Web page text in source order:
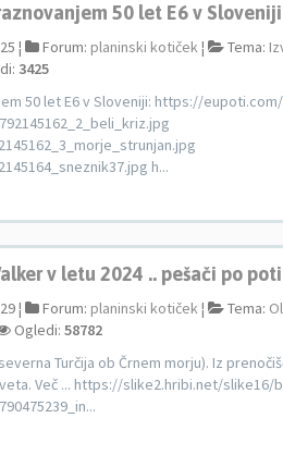
50 let E6 v Sloveniji
¦ Forum: planinski kotiček¦ Tema:
3425
50 let E6 v Sloveniji: https://
h...
v letu 2024 .. pešači po
¦ Forum: planinski kotiček¦ Tema:
Ogledi: 58782
Turčija ob Črnem morju). Iz
Več ... https://slike2.hribi.net/slike16/